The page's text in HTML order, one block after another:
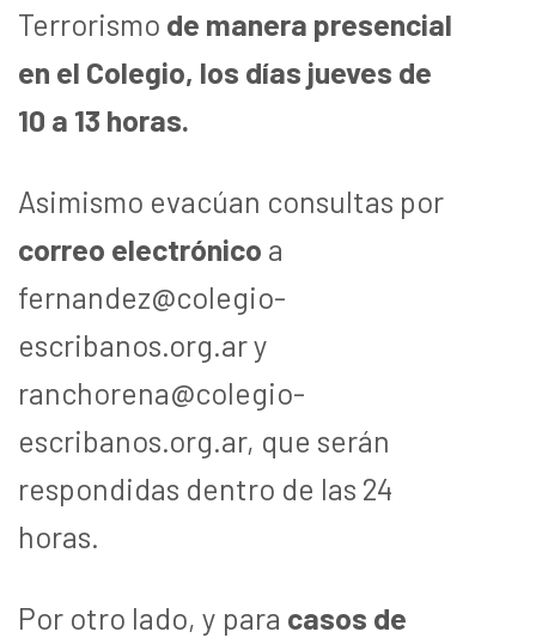
Terrorismo de manera presencial
en el Colegio, los días jueves de
10 a 13 horas.
Asimismo evacúan consultas por
correo electrónico a
fernandez@colegio-
escribanos.org.ar y
ranchorena@colegio-
escribanos.org.ar, que serán
respondidas dentro de las 24
horas.
Por otro lado, y para casos de